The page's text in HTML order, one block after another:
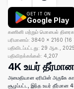
GET IT ON
Google Play
கணினி மற்றும் மொபைல்
பரிமாணம்: 3840 × 2160 (16
பதிவிடப்பட்டது: 29 ஆக., 2025
பதிவிறக்கங்கள்: 4,207
4K உயர்
அமைதியான ஏரியின் அருகே
சூழப்பட்ட, இந்த உயர் தீர்மான